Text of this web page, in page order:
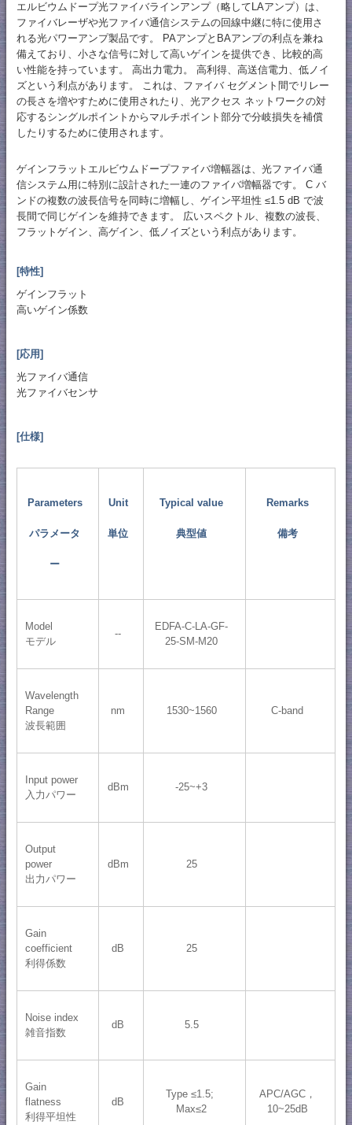
エルビウムドープ光ファイバラインアンプ（略してLAアンプ）は、
ファイバレーザや光ファイバ通信システムの回線中継に特に使用さ
れる光パワーアンプ製品です。 PAアンプとBAアンプの利点を兼ね
備えており、小さな信号に対して高いゲインを提供でき、比較的高
い性能を持っています。 高出力電力。 高利得、高送信電力、低ノイ
ズという利点があります。 これは、ファイバ セグメント間でリレー
の長さを増やすために使用されたり、光アクセス ネットワークの対
応するシングルポイントからマルチポイント部分で分岐損失を補償
したりするために使用されます。
ゲインフラットエルビウムドープファイバ増幅器は、光ファイバ通
信システム用に特別に設計された一連のファイバ増幅器です。 C バ
ンドの複数の波長信号を同時に増幅し、ゲイン平坦性 ≤1.5 dB で波
長間で同じゲインを維持できます。 広いスペクトル、複数の波長、
フラットゲイン、高ゲイン、低ノイズという利点があります。
[特性]
ゲインフラット
高いゲイン係数
[応用]
光ファイバ通信
光ファイバセンサ
[仕様]
Parameters
パラメータ
ー
Unit
単位
Typical value
典型値
Remarks
備考
Model
モデル
--
EDFA-C-LA-GF-
25-SM-M20
Wavelength
Range
波長範囲
nm 1530~1560 C-band
Input power
入力パワー
dBm -25~+3
Output
power
出力パワー
dBm 25
Gain
coefficient
利得係数
dB 25
Noise index
雑音指数
dB 5.5
Gain
flatness
利得平坦性
dB
Type ≤1.5;
Max≤2
APC/AGC，
10~25dB